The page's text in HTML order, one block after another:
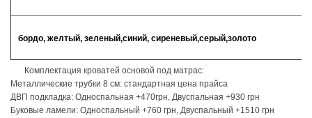
бордо, желтый, зеленый,синий, сиреневый,серый,золото
Комплектация кроватей основой под матрас:
Металлические трубки 8 см: стандартная цена прайса
ДВП подкладка: Односпальная +470грн, Двуспальная +930 грн
Буковые ламели: Односпальный +760 грн, Двуспальный +1510 грн